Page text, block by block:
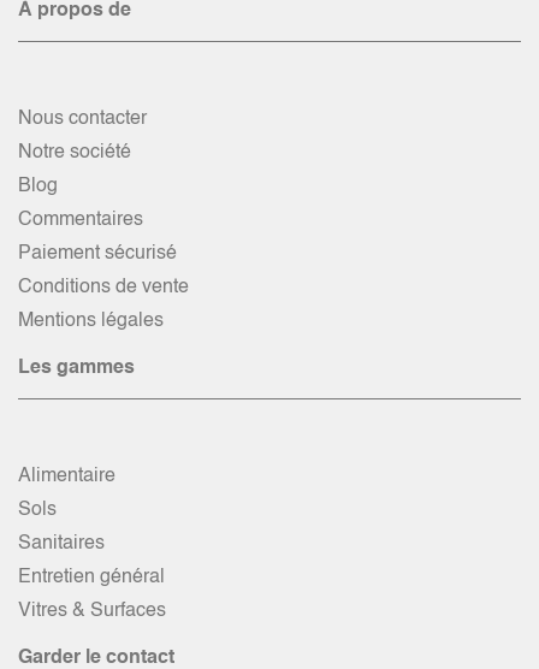
À propos de
Nous contacter
Notre société
Blog
Commentaires
Paiement sécurisé
Conditions de vente
Mentions légales
Les gammes
Alimentaire
Sols
Sanitaires
Entretien général
Vitres & Surfaces
Garder le contact